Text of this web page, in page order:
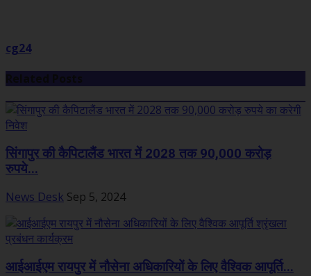
cg24
सिंगापुर की कैपिटालैंड भारत में 2028 तक 90,000 करोड़
रुपये...
News Desk Sep 5, 2024
आईआईएम रायपुर में नौसेना अधिकारियों के लिए वैश्विक आपूर्ति...